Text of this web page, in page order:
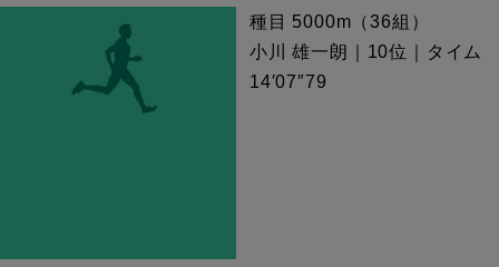
種目 5000m（36組）
小川 雄一朗｜10位｜タイム
14′07″79